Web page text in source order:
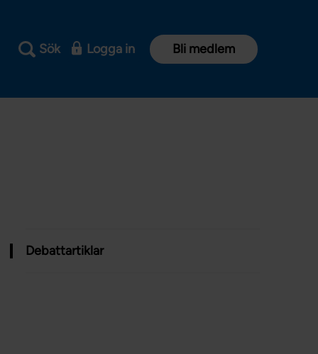
Sök Logga in Bli medlem
Debattartiklar